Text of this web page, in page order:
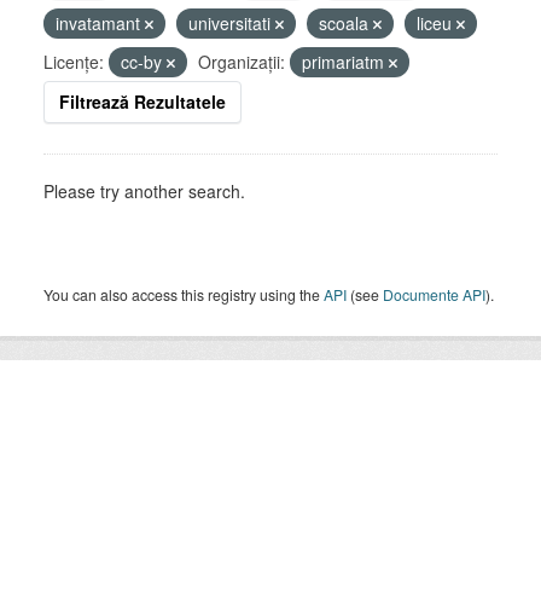
invatamant
universitati scoala
liceu
Licenţe:
cc-by Organizații:
primariatm
Filtrează Rezultatele
Please try another search.
You can also access this registry using theAPI (see Documente API).